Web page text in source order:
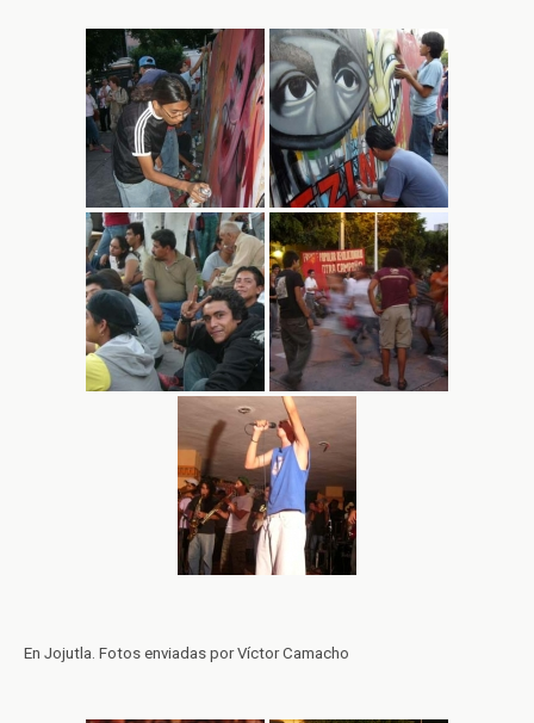
En Jojutla. Fotos enviadas por Víctor Camacho